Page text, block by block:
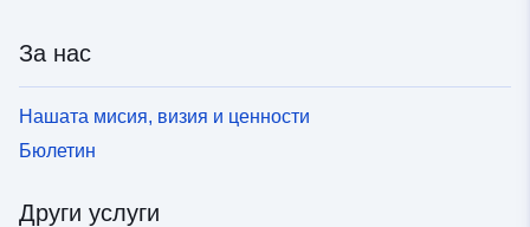
За нас
Нашата мисия, визия и ценности
Бюлетин
Други услуги